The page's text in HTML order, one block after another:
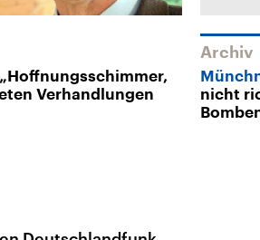
„Hoffnungsschimmer,
Verhandlungen
Archiv
nicht